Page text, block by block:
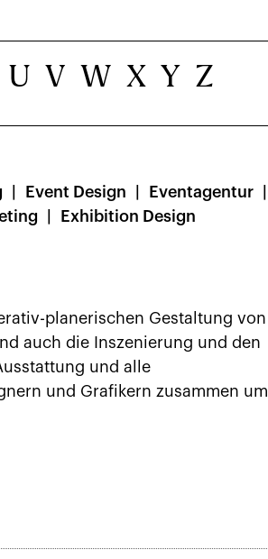
U V W X Y Z
Event Design
Eventagentur
Exhibition Design
planerischen Gestaltung von
auch die Inszenierung und den
und alle
und Grafikern zusammen um